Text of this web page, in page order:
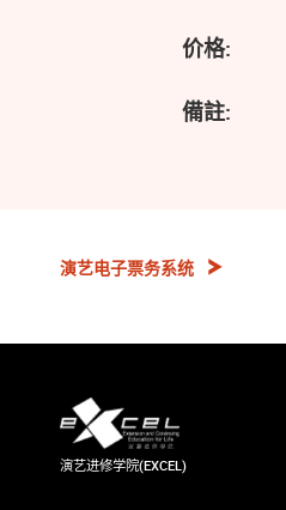
价格:
備註:
演艺电子票务系统
演艺进修学院(EXCEL)